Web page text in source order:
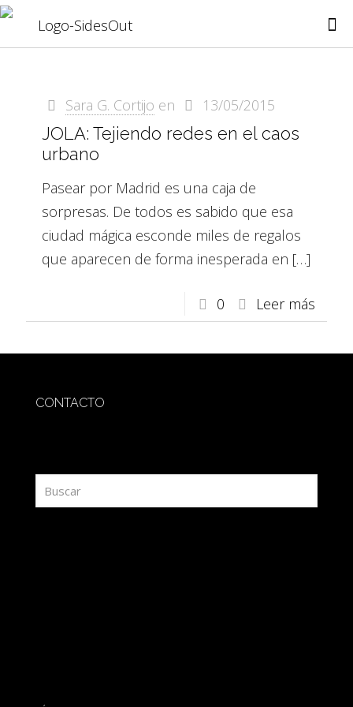
Sara G. Cortijo en 13/05/2015
JOLA: Tejiendo redes en el caos
urbano
Pasear por Madrid es una caja de
sorpresas. De todos es sabido que esa
ciudad mágica esconde miles de regalos
que aparecen de forma inesperada en […]
0 Leer más
CONTACTO